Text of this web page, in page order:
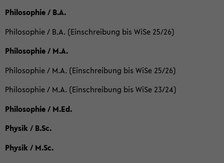
Philosophie / B.A.
Philosophie / B.A. (Einschreibung bis WiSe 25/26)
Philosophie / M.A.
Philosophie / M.A. (Einschreibung bis WiSe 25/26)
Philosophie / M.A. (Einschreibung bis WiSe 23/24)
Philosophie / M.Ed.
Physik / B.Sc.
Physik / M.Sc.